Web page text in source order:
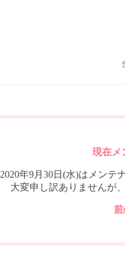
現在メ
2020年9月30日(水)はメンテ
大変申し訳ありませんが
前